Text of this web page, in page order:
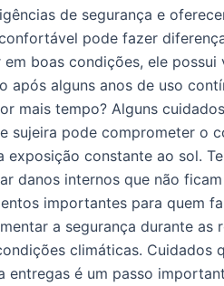
de segurança e
pode fazer
boas condições, ele
alguns anos de uso
tempo? Alguns
sujeira pode comprometer o
constante ao sol.
danos internos que não
importantes para quem
a segurança durante as
climáticas. Cuidados
é um passo